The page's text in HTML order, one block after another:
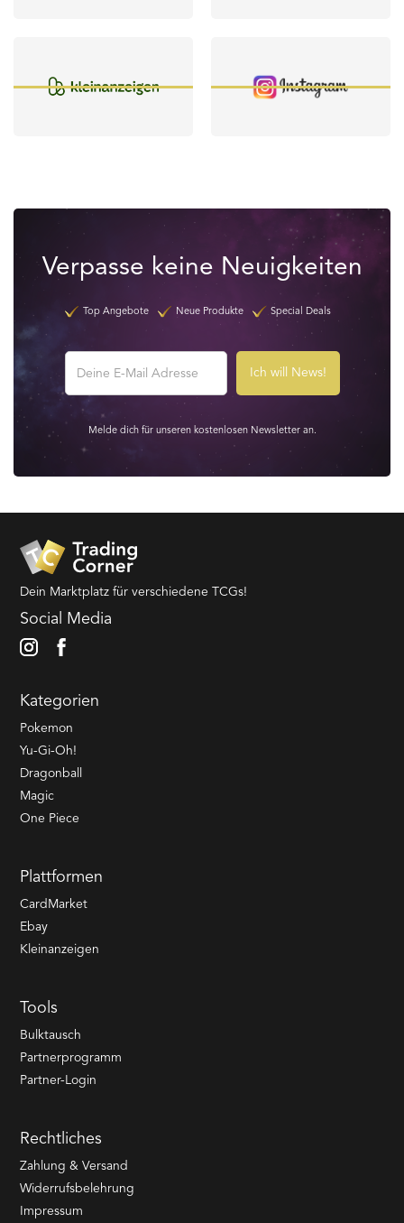
Verpasse keine Neuigkeiten
Top Angebote Neue Produkte Special Deals
Melde dich für unseren kostenlosen Newsletter an.
Dein Marktplatz für verschiedene TCGs!
Social Media
Kategorien
Pokemon
Yu-Gi-Oh!
Dragonball
Magic
One Piece
Plattformen
CardMarket
Ebay
Kleinanzeigen
Tools
Bulktausch
Partnerprogramm
Partner-Login
Rechtliches
Zahlung & Versand
Widerrufsbelehrung
Impressum